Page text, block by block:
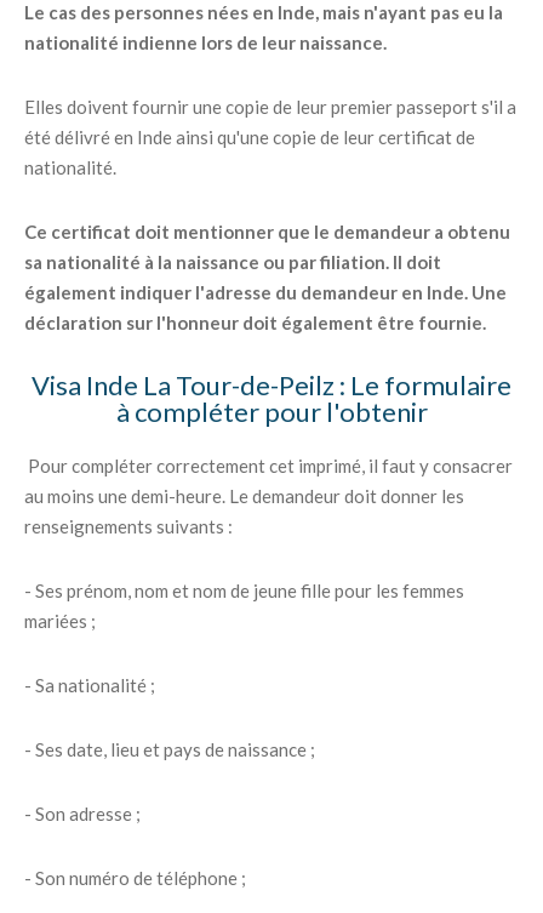
Le cas des personnes nées en Inde, mais n'ayant pas eu la
nationalité indienne lors de leur naissance.
Elles doivent fournir une copie de leur premier passeport s'il a
été délivré en Inde ainsi qu'une copie de leur certificat de
nationalité.
Ce certificat doit mentionner que le demandeur a obtenu
sa nationalité à la naissance ou par filiation. Il doit
également indiquer l'adresse du demandeur en Inde. Une
déclaration sur l'honneur doit également être fournie.
Visa Inde La Tour-de-Peilz : Le formulaire
à compléter pour l'obtenir
Pour compléter correctement cet imprimé, il faut y consacrer
au moins une demi-heure. Le demandeur doit donner les
renseignements suivants :
- Ses prénom, nom et nom de jeune fille pour les femmes
mariées ;
- Sa nationalité ;
- Ses date, lieu et pays de naissance ;
- Son adresse ;
- Son numéro de téléphone ;